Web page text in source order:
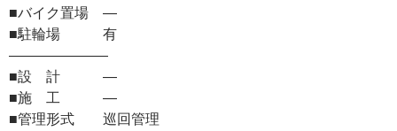
■バイク置場 ―
■駐輪場 有
―――――――
■設 計 ―
■施 工 ―
■管理形式 巡回管理